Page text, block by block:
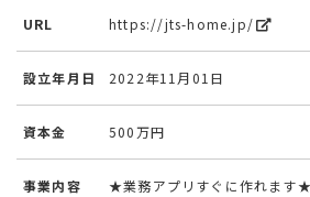
URL https://jts-home.jp/
設立年月日 2022年11月01日
資本金 500万円
事業内容
★業務アプリすぐに作れます★